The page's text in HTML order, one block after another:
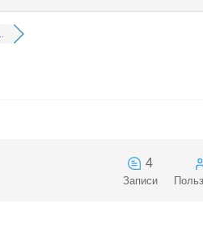
4
Записи